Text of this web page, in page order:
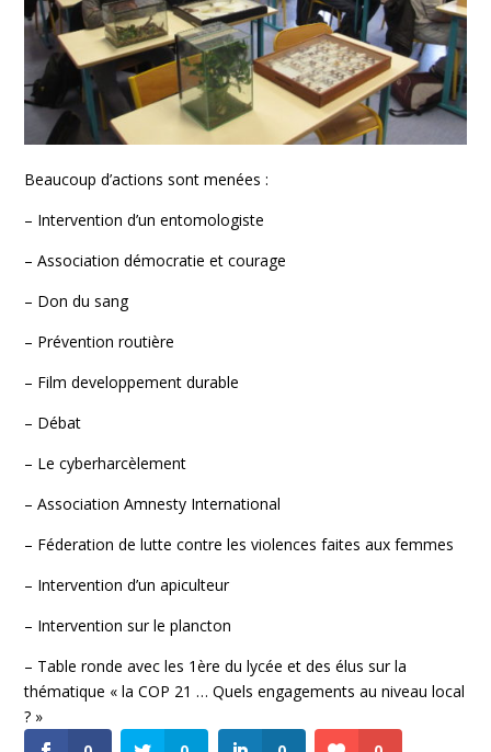
Beaucoup d’actions sont menées :
– Intervention d’un entomologiste
– Association démocratie et courage
– Don du sang
– Prévention routière
– Film developpement durable
– Débat
– Le cyberharcèlement
– Association Amnesty International
– Féderation de lutte contre les violences faites aux femmes
– Intervention d’un apiculteur
– Intervention sur le plancton
– Table ronde avec les 1ère du lycée et des élus sur la
thématique « la COP 21 … Quels engagements au niveau local
? »